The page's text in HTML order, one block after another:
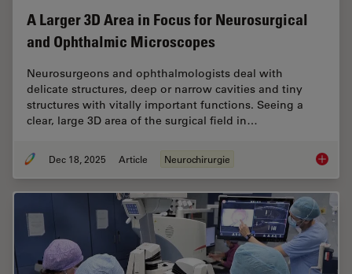
A Larger 3D Area in Focus for Neurosurgical
and Ophthalmic Microscopes
Neurosurgeons and ophthalmologists deal with
delicate structures, deep or narrow cavities and tiny
structures with vitally important functions. Seeing a
clear, large 3D area of the surgical field in…
Dec 18, 2025 Article Neurochirurgie A